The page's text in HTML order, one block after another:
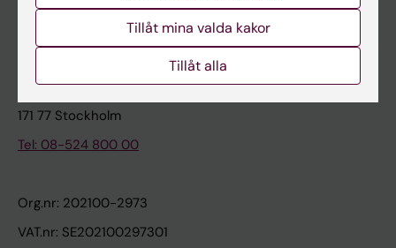
Karolinska Institutet Innovation
Kontakta presstjänsten
Karolinska Institutet
171 77 Stockholm
Tel: 08-524 800 00
Org.nr: 202100-2973
VAT.nr: SE202100297301
Tillåt mina valda kakor
Tillåt alla